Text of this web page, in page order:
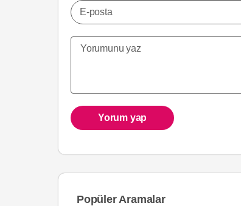
E-posta
Yorum yap
Popüler Aramalar